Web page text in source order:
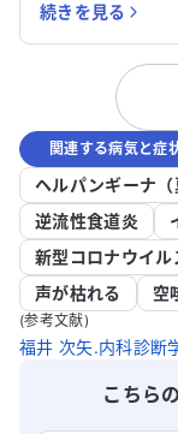
状況です。 現在、咳止めや抗炎症剤、コロ
ナ治療薬を服用
か心配です。他
いと考えています。 この状況でどのよ
対処すれば良い
けると助かりま
や、症状を和ら
えていただけれ
続きを見る
関連する病気と症
ヘルパンギーナ（
逆流性食道炎
新型コロナウイル
声が枯れる
空
(参考文献)
福井 次矢.内科診
こちら